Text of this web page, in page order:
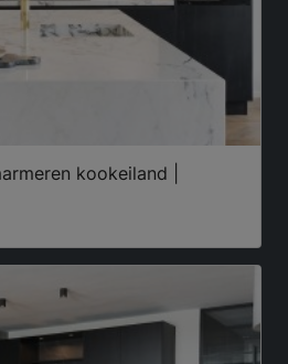
kookeiland |